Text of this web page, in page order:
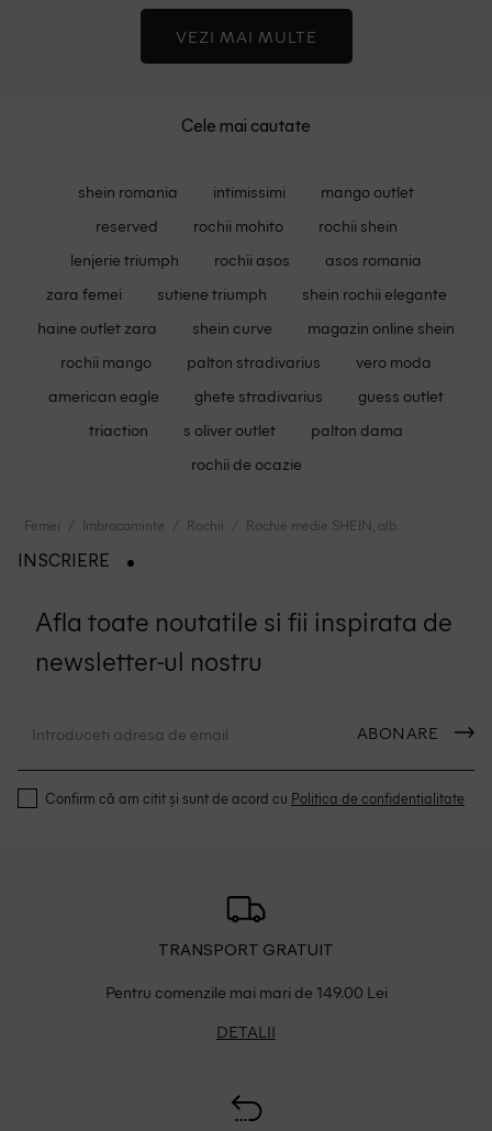
VEZI MAI MULTE
Cele mai cautate
shein romania intimissimi
mango outlet
reserved
rochii mohito
rochii shein
lenjerie triumph
rochii asos
asos romania
zara femei
sutiene triumph
shein rochii elegante
haine outlet zara
shein curve
magazin online shein
rochii mango
palton stradivarius
vero moda
american eagle
ghete stradivarius
guess outlet
triaction
s oliver outlet
palton dama
rochii de ocazie
Femei Imbracaminte Rochii Rochie medie SHEIN, alb
INSCRIERE
Afla toate noutatile si fii inspirata de
newsletter-ul nostru
ABONARE
Confirm că am citit și sunt de acord cu Politica de confidentialitate
TRANSPORT GRATUIT
Pentru comenzile mai mari de 149.00 Lei
DETALII